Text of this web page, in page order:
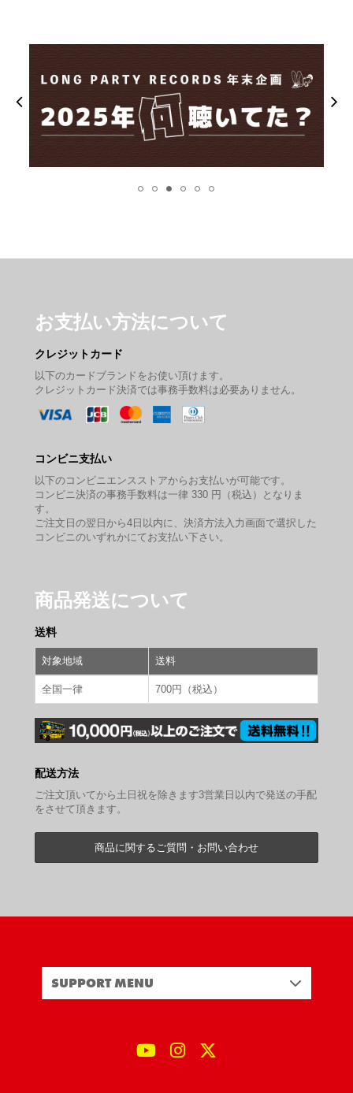
お支払い方法について
クレジットカード
以下のカードブランドをお使い頂けます。
クレジットカード決済では事務手数料は必要ありません。
コンビニ支払い
以下のコンビニエンスストアからお支払いが可能です。
コンビニ決済の事務手数料は一律 330 円（税込）となりま
す。
ご注文日の翌日から4日以内に、決済方法入力画面で選択した
コンビニのいずれかにてお支払い下さい。
商品発送について
送料
対象地域 送料
全国一律 700円（税込）
配送方法
ご注文頂いてから土日祝を除きます3営業日以内で発送の手配
をさせて頂きます。
商品に関するご質問・お問い合わせ
SUPPORT MENU